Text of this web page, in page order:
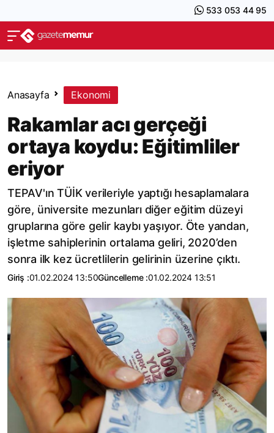
533 053 44 95
Anasayfa Ekonomi
Rakamlar acı gerçeği
ortaya koydu: Eğitimliler
eriyor
TEPAV'ın TÜİK verileriyle yaptığı hesaplamalara
göre, üniversite mezunları diğer eğitim düzeyi
gruplarına göre gelir kaybı yaşıyor. Öte yandan,
işletme sahiplerinin ortalama geliri, 2020’den
sonra ilk kez ücretlilerin gelirinin üzerine çıktı.
Giriş :01.02.2024 13:50Güncelleme :01.02.2024 13:51